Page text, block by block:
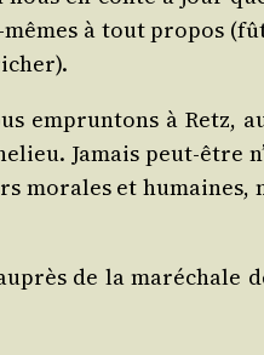
à tout pro­pos
emprun­tons à Retz,
Jamais peut-être
morales et
de la maré­chale